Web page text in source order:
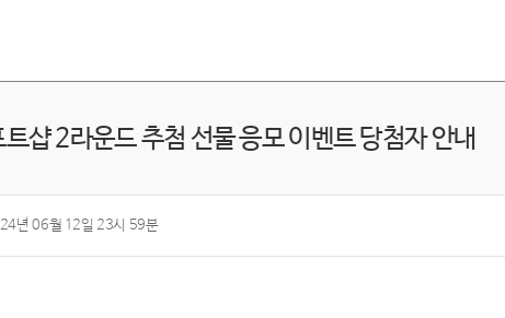
샵 2라운드 추첨 선물 응모 이벤트 당첨자 안내
년 06월 12일 23시 59분